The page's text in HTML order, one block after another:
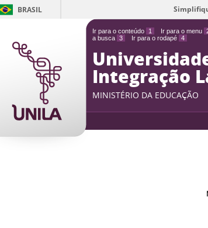
Ir para o conteúdo 1 Ir para o menu
a busca 3 Ir para o rodapé 4
BRASIL
Integração
MINISTÉRIO DA EDUCAÇÃO